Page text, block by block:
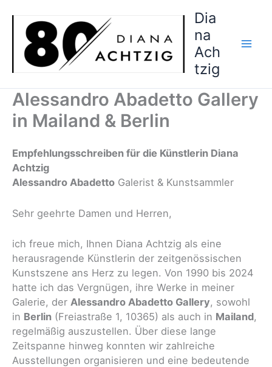
springen
Dia
na
Ach
tzig
Alessandro Abadetto Gallery
in Mailand & Berlin
Empfehlungsschreiben für die Künstlerin Diana
Achtzig
Alessandro Abadetto Galerist & Kunstsammler
Sehr geehrte Damen und Herren,
ich freue mich, Ihnen Diana Achtzig als eine
herausragende Künstlerin der zeitgenössischen
Kunstszene ans Herz zu legen. Von 1990 bis 2024
hatte ich das Vergnügen, ihre Werke in meiner
Galerie, der Alessandro Abadetto Gallery, sowohl
in Berlin (Freiastraße 1, 10365) als auch in Mailand,
regelmäßig auszustellen. Über diese lange
Zeitspanne hinweg konnten wir zahlreiche
Ausstellungen organisieren und eine bedeutende